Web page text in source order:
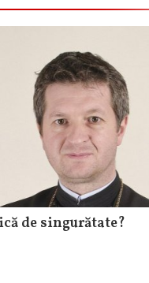
de singurătate?